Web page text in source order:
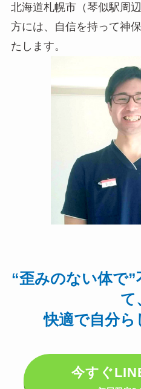
北海道札幌市（琴似駅周
方には、自信を持って神
たします。
“歪みのない体で
て
快適で自分ら
今すぐ